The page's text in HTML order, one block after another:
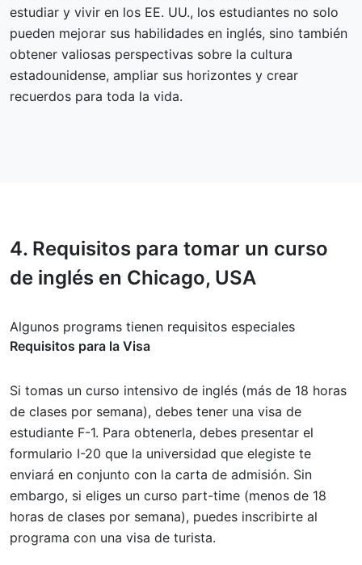
estudiar y vivir en los EE. UU., los estudiantes no solo
pueden mejorar sus habilidades en inglés, sino también
obtener valiosas perspectivas sobre la cultura
estadounidense, ampliar sus horizontes y crear
recuerdos para toda la vida.
4. Requisitos para tomar un curso
de inglés en Chicago, USA
Algunos programs tienen requisitos especiales
Requisitos para la Visa
Si tomas un curso intensivo de inglés (más de 18 horas
de clases por semana), debes tener una visa de
estudiante F-1. Para obtenerla, debes presentar el
formulario I-20 que la universidad que elegiste te
enviará en conjunto con la carta de admisión. Sin
embargo, si eliges un curso part-time (menos de 18
horas de clases por semana), puedes inscribirte al
programa con una visa de turista.